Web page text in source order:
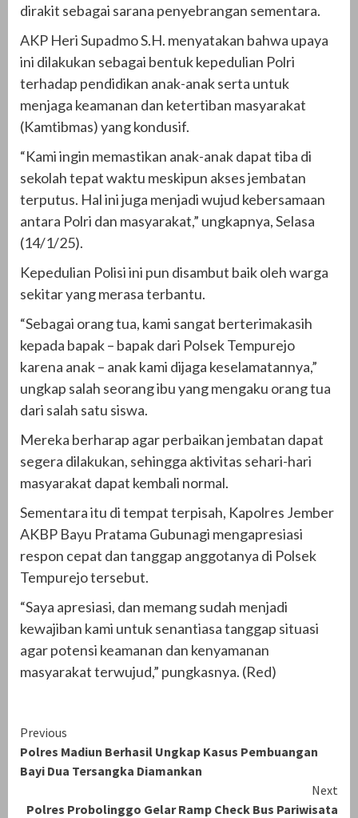
dirakit sebagai sarana penyebrangan sementara.
AKP Heri Supadmo S.H. menyatakan bahwa upaya
ini dilakukan sebagai bentuk kepedulian Polri
terhadap pendidikan anak-anak serta untuk
menjaga keamanan dan ketertiban masyarakat
(Kamtibmas) yang kondusif.
“Kami ingin memastikan anak-anak dapat tiba di
sekolah tepat waktu meskipun akses jembatan
terputus. Hal ini juga menjadi wujud kebersamaan
antara Polri dan masyarakat,” ungkapnya, Selasa
(14/1/25).
Kepedulian Polisi ini pun disambut baik oleh warga
sekitar yang merasa terbantu.
“Sebagai orang tua, kami sangat berterimakasih
kepada bapak – bapak dari Polsek Tempurejo
karena anak – anak kami dijaga keselamatannya,”
ungkap salah seorang ibu yang mengaku orang tua
dari salah satu siswa.
Mereka berharap agar perbaikan jembatan dapat
segera dilakukan, sehingga aktivitas sehari-hari
masyarakat dapat kembali normal.
Sementara itu di tempat terpisah, Kapolres Jember
AKBP Bayu Pratama Gubunagi mengapresiasi
respon cepat dan tanggap anggotanya di Polsek
Tempurejo tersebut.
“Saya apresiasi, dan memang sudah menjadi
kewajiban kami untuk senantiasa tanggap situasi
agar potensi keamanan dan kenyamanan
masyarakat terwujud,” pungkasnya. (Red)
Continue
Reading
Previous
Polres Madiun Berhasil Ungkap Kasus Pembuangan
Bayi Dua Tersangka Diamankan
Next
Polres Probolinggo Gelar Ramp Check Bus Pariwisata